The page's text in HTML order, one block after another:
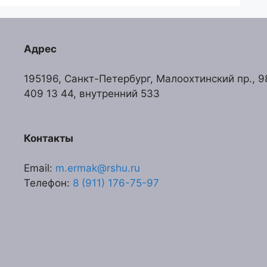
Адрес
195196, Санкт-Петербург, Малоохтинский пр.,
409 13 44, внутренний 533
Контакты
Email: m.ermak@rshu.ru
Телефон: 8 (911) 176-75-97